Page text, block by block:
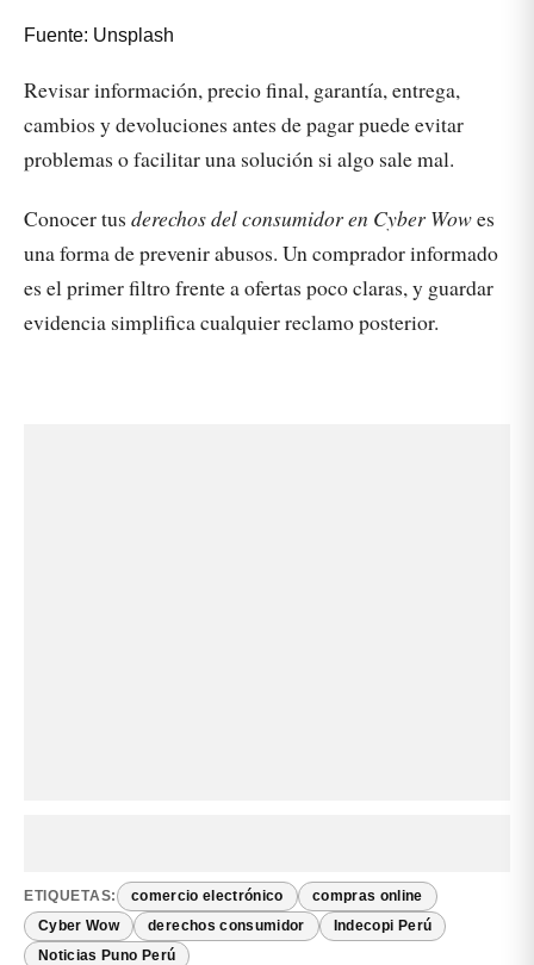
Fuente: Unsplash
Revisar información, precio final, garantía, entrega,
cambios y devoluciones antes de pagar puede evitar
problemas o facilitar una solución si algo sale mal.
Conocer tus derechos del consumidor en Cyber Wowes
una forma de prevenir abusos. Un comprador informado
es el primer filtro frente a ofertas poco claras, y guardar
evidencia simplifica cualquier reclamo posterior.
ETIQUETAS: comercio electrónico compras online
Cyber Wow derechos consumidor Indecopi Perú
Noticias Puno Perú